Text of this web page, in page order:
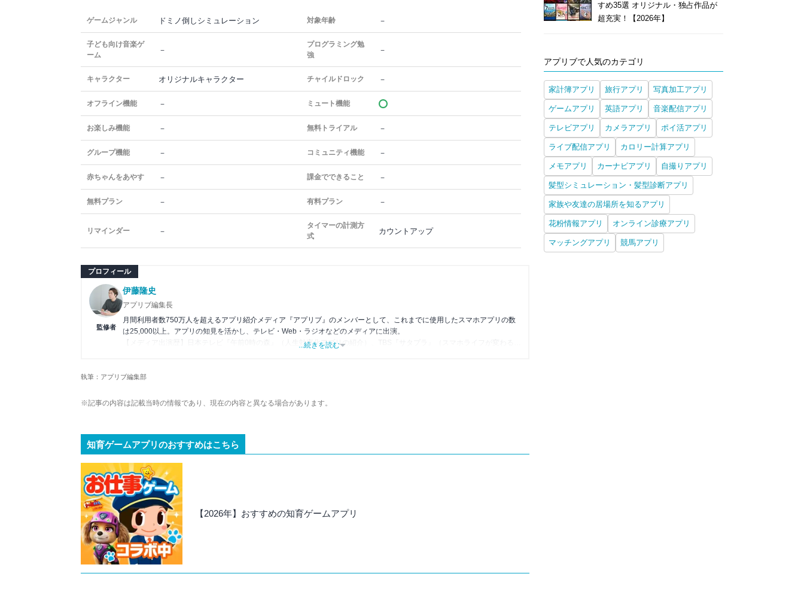
ゲームジャンル ドミノ倒しシミュレーション 対象年齢 －
子ども向け音楽ゲ
ーム
－
プログラミング勉
強
－
キャラクター オリジナルキャラクター チャイルドロック －
オフライン機能 － ミュート機能
お楽しみ機能 － 無料トライアル －
グループ機能 － コミュニティ機能 －
赤ちゃんをあやす － 課金でできること －
無料プラン － 有料プラン －
リマインダー －
タイマーの計測方
式
カウントアップ
プロフィール
監修者
伊藤隆史
アプリブ編集長
月間利用者数750万人を超えるアプリ紹介メディア『アプリブ』のメンバーとして、これまでに使用したスマホアプリの数
は25,000以上。アプリの知見を活かし、テレビ・Web・ラジオなどのメディアに出演。
【メディア出演歴】日本テレビ『午前0時の森』（人生効率化アプリの紹介）、TBS『サタプラ』（スマホライフが変わる神
Wikipedia
...続きを読む
執筆：アプリブ編集部
※記事の内容は記載当時の情報であり、現在の内容と異なる場合があります。
知育ゲームアプリのおすすめはこちら
【2026年】おすすめの知育ゲームアプリ
すめ35選 オリジナル・独占作品が
超充実！【2026年】
アプリブで人気のカテゴリ
家計簿アプリ 旅行アプリ 写真加工アプリ
ゲームアプリ 英語アプリ 音楽配信アプリ
テレビアプリ カメラアプリ ポイ活アプリ
ライブ配信アプリ カロリー計算アプリ
メモアプリ カーナビアプリ 自撮りアプリ
髪型シミュレーション・髪型診断アプリ
家族や友達の居場所を知るアプリ
花粉情報アプリ オンライン診療アプリ
マッチングアプリ 競馬アプリ